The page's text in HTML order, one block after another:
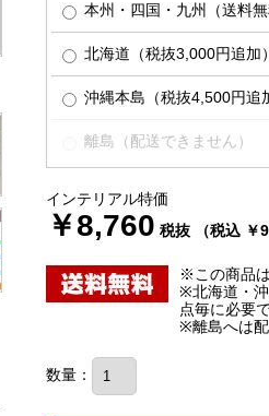
本州・四国・九州（送料無
北海道（税抜3,000円追加）
沖縄本島（税抜4,500円追
離島（配送できません）
インテリアル特価
￥8,760 税抜 （税込 ￥
※この商品
※北海道・
点毎に必要で
※離島へは
数量：